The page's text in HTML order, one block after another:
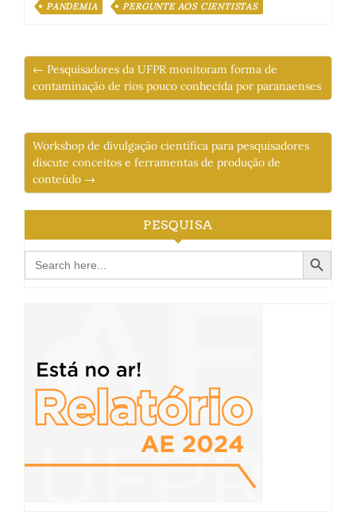
PANDEMIA
PERGUNTE AOS CIENTISTAS
← Pesquisadores da UFPR monitoram forma de
contaminação de rios pouco conhecida por paranaenses
Workshop de divulgação científica para pesquisadores
discute conceitos e ferramentas de produção de
conteúdo →
PESQUISA
Search
for:
Search Button